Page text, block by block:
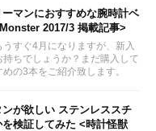
ーマンにおすすめな腕時計ベ
2017/3 掲載記事>
すぐ4月になりますが、新入
ちでしょうか？まだ購入して
の3本をご紹介致します。
が欲しい ステンレススチ
検証してみた <時計怪獣